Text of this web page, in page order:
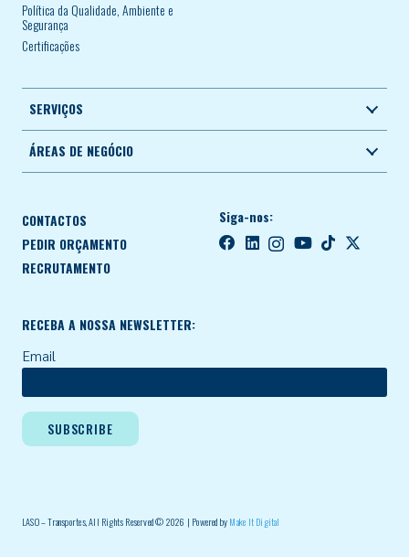
Política da Qualidade, Ambiente e
Segurança
Certificações
SERVIÇOS
ÁREAS DE NEGÓCIO
CONTACTOS
PEDIR ORÇAMENTO
RECRUTAMENTO
Siga-nos:
RECEBA A NOSSA NEWSLETTER:
Email
LASO – Transportes, All Rights Reserved © 2026 | Powered by Make It Digital